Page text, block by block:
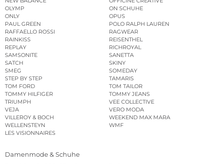
OLYMP
ON SCHUHE
ONLY
OPUS
PAUL GREEN
POLO RALPH LAUREN
RAFFAELLO ROSSI
RAGWEAR
RAINKISS
REISENTHEL
REPLAY
RICHROYAL
SAMSONITE
SANETTA
SATCH
SKINY
SMEG
SOMEDAY
STEP BY STEP
TAMARIS
TOM FORD
TOM TAILOR
TOMMY HILFIGER
TOMMY JEANS
TRIUMPH
VEE COLLECTIVE
VEJA
VERO MODA
VILLEROY & BOCH
WEEKEND MAX MARA
WELLENSTEYN
WMF
LES VISIONNAIRES
Damenmode & Schuhe